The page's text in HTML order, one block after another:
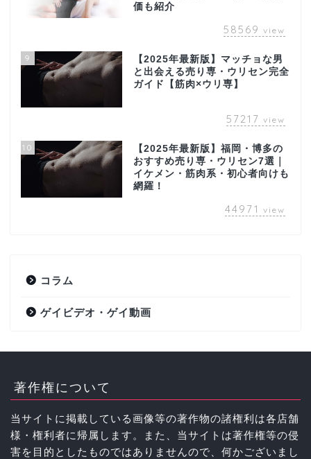
価も紹介
58569 view
9
【2025年最新版】マッチョな男
と出会える売り専・ウリセン完全
ガイド【筋肉×ウリ専】
57217 view
10
【2025年最新版】福岡・博多の
おすすめ売り専・ウリセン7選｜
イケメン・筋肉系・初心者向けも
網羅！
44971 view
コラム
ゲイビデオ・ゲイ動画
著作権について
当サイトに掲載している画像等の著作物の諸権利は各店舗
様・権利者に帰属します。また、当サイトは著作権等の侵
害を目的としたものではありませんので、何かございまし